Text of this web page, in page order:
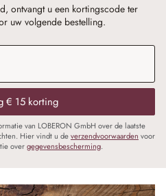
ontvangt u een kortingscode ter
uw volgende bestelling.
€ 15 korting
van LOBERON GmbH over de laatste
Hier vindt u deverzendvoorwaarden voor
overgegevensbescherming.